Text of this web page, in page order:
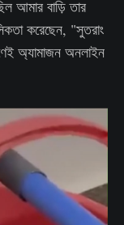
আমার বাড়ি তার
করেছেন, "সুতরাং
অ্যামাজন অনলাইন